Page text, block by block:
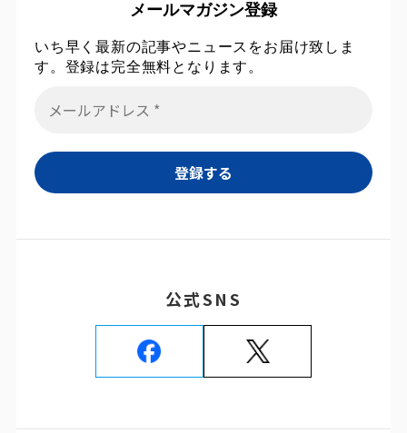
メールマガジン登録
いち早く最新の記事やニュースをお届け致しま
す。登録は完全無料となります。
公式SNS